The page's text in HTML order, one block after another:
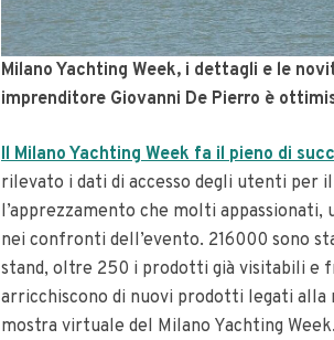
Milano Yachting Week, i dettagli e le
imprenditore Giovanni De Pierro è
Il Milano Yachting Week fa il pieno di
rilevato i dati di accesso degli utenti per
l’apprezzamento che molti
nei confronti dell’evento. 216000 sono
stand, oltre 250 i prodotti già visitabili e
arricchiscono di nuovi prodotti legati alla
mostra virtuale del Milano Yachting